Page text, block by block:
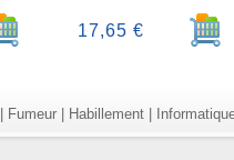
Ajouter au panier
17,65 €
Fumeur| Habillement|